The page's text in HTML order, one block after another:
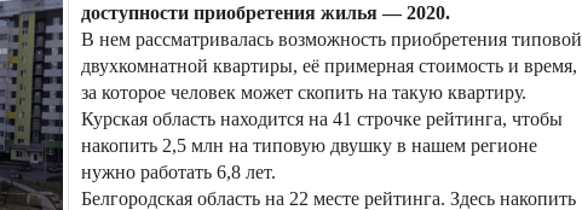
доступности приобретения жилья — 2020.
В нем рассматривалась возможность приобретения типовой
двухкомнатной квартиры, её примерная стоимость и время,
за которое человек может скопить на такую квартиру.
Курская область находится на 41 строчке рейтинга, чтобы
накопить 2,5 млн на типовую двушку в нашем регионе
нужно работать 6,8 лет.
Белгородская область на 22 месте рейтинга. Здесь накопить